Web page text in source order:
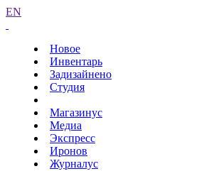
EN
Новое
Инвентарь
Задизайнено
Студия
Магазинус
Медиа
Экспресс
Иронов
Журналус